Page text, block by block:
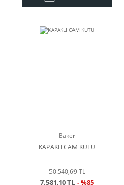
Baker
KAPAKLI CAM KUTU
50.540,69 TL
7.581,10 TL - %85